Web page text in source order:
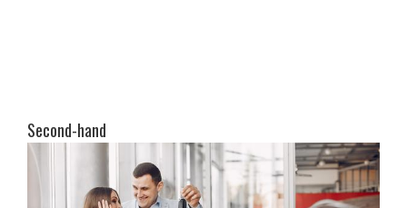
Second-hand